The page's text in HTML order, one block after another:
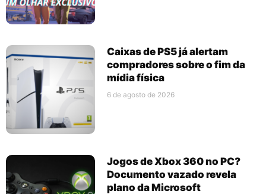
Caixas de PS5 já alertam
compradores sobre o fim da
mídia física
6 de agosto de 2026
Jogos de Xbox 360 no PC?
Documento vazado revela
plano da Microsoft